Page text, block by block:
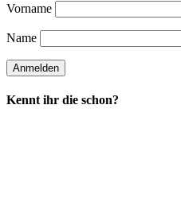
Vorname
Name
Kennt ihr die schon?